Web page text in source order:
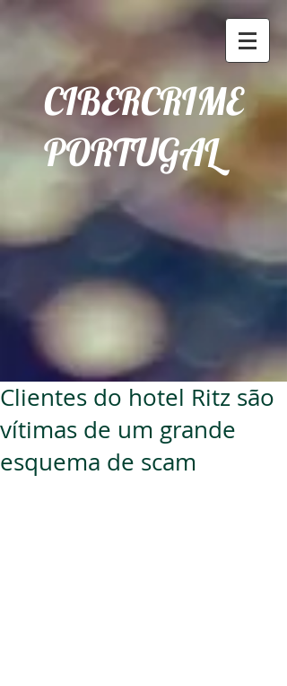
CIBERCRIME
PORTUGAL
Clientes do hotel Ritz são
vítimas de um grande
esquema de scam